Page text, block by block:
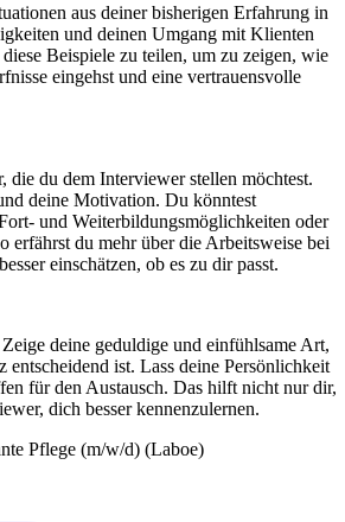
aus deiner bisherigen Erfahrung in
und deinen Umgang mit Klienten
Beispiele zu teilen, um zu zeigen, wie
eingehst und eine vertrauensvolle
die du dem Interviewer stellen möchtest.
deine Motivation. Du könntest
und Weiterbildungsmöglichkeiten oder
erfährst du mehr über die Arbeitsweise bei
einschätzen, ob es zu dir passt.
deine geduldige und einfühlsame Art,
entscheidend ist. Lass deine Persönlichkeit
für den Austausch. Das hilft nicht nur dir,
dich besser kennenzulernen.
Pflege (m/w/d) (Laboe)